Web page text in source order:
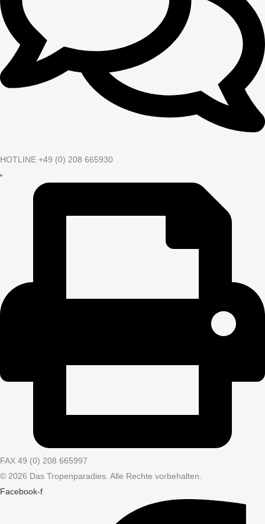
HOTLINE +49 (0) 208 665930
FAX 49 (0) 208 665997
© 2026 Das Tropenparadies. Alle Rechte vorbehalten.
Facebook-f